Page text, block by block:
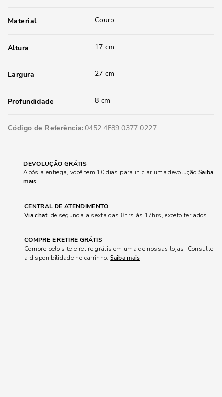
Material Couro
Altura 17 cm
Largura 27 cm
Profundidade 8 cm
Código de Referência 0452.4F89.0377.0227
DEVOLUÇÃO GRÁTIS
Após a entrega, você tem 10 dias para iniciar uma devolução Saiba
mais
CENTRAL DE ATENDIMENTO
Via chat, de segunda a sexta das 8hrs às 17hrs, exceto feriados.
COMPRE E RETIRE GRÁTIS
Compre pelo site e retire grátis em uma de nossas lojas. Consulte
a disponibilidade no carrinho.Saiba mais